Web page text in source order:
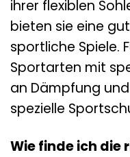
ihrer flexiblen
bieten sie eine
sportliche Spiele.
Sportarten mit
an Dämpfung
spezielle
Wie finde ich die